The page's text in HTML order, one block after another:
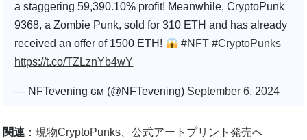
a staggering 59,390.10% profit! Meanwhile, CryptoPunk
9368, a Zombie Punk, sold for 310 ETH and has already
received an offer of 1500 ETH!
#NFT #CryptoPunks
https://t.co/TZLznYb4wY
— NFTevening ɢᴍ (@NFTevening) September 6, 2024
関連 ：現物CryptoPunks、公式アートプリント発売へ